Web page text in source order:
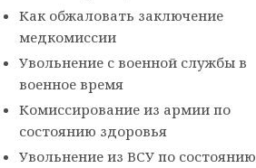
Как обжаловать заключение
медкомиссии
Увольнение с военной службы в
военное время
Комиссирование из армии по
состоянию здоровья
Увольнение из ВСУ по состоянию